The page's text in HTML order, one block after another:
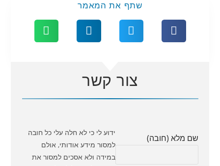
שתף את המאמר
צור קשר
שם מלא (חובה)
ידוע לי כי לא חלה עלי כל חובה
למסור מידע אודותי, אולם
במידה ולא אסכים למסור את